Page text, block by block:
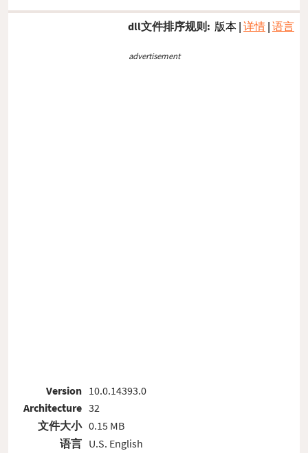
dll文件排序规则: 版本 | 详情 | 语言
advertisement
Version
Architecture
文件大小
语言
10.0.14393.0
32
0.15 MB
U.S. English